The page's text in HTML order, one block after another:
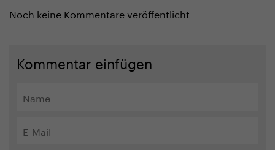
Noch keine Kommentare veröffentlicht
Kommentar einfügen